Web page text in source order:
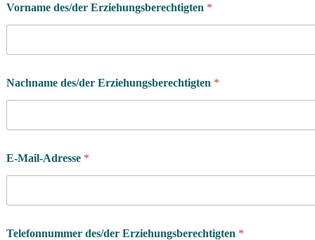
Vorname des/der Erziehungsberechtigten *
Nachname des/der Erziehungsberechtigten *
E-Mail-Adresse *
Telefonnummer des/der Erziehungsberechtigten *